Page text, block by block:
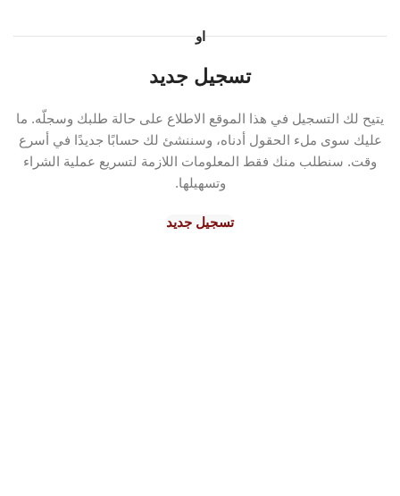
او
تسجيل جديد
يتيح لك التسجيل في هذا الموقع الاطلاع على حالة طلبك وسجلّه. ما
عليك سوى ملء الحقول أدناه، وسننشئ لك حسابًا جديدًا في أسرع
وقت. سنطلب منك فقط المعلومات اللازمة لتسريع عملية الشراء
وتسهيلها.
تسجيل جديد